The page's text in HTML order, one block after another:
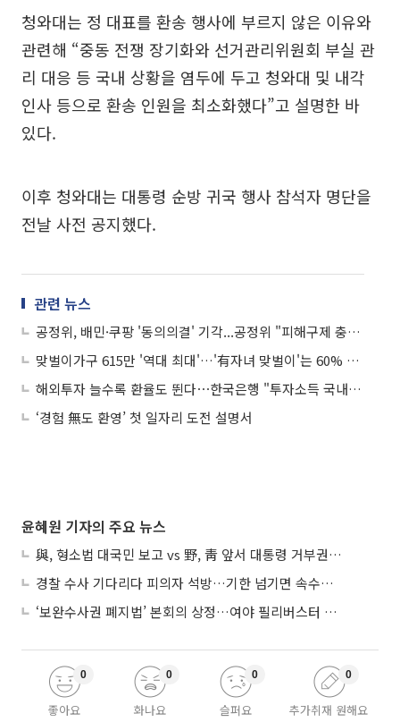
청와대는 정 대표를 환송 행사에 부르지 않은 이유와
관련해 “중동 전쟁 장기화와 선거관리위원회 부실 관
리 대응 등 국내 상황을 염두에 두고 청와대 및 내각
인사 등으로 환송 인원을 최소화했다”고 설명한 바
있다.
이후 청와대는 대통령 순방 귀국 행사 참석자 명단을
전날 사전 공지했다.
관련 뉴스
공정위, 배민·쿠팡 '동의의결' 기각...공정위 "피해구제 충분치 않아"
맞벌이가구 615만 '역대 최대'…'有자녀 맞벌이'는 60% 첫 돌파
해외투자 늘수록 환율도 뛴다⋯한국은행 "투자소득 국내 환류 촉진해야"
‘경험 無도 환영’ 첫 일자리 도전 설명서
윤혜원 기자의 주요 뉴스
與, 형소법 대국민 보고 vs 野, 靑 앞서 대통령 거부권 촉구
경찰 수사 기다리다 피의자 석방…기한 넘기면 속수무책
‘보완수사권 폐지법’ 본회의 상정…여야 필리버스터 대치
좋아요
0
화나요
0
슬퍼요
0
추가취재 원해요
0